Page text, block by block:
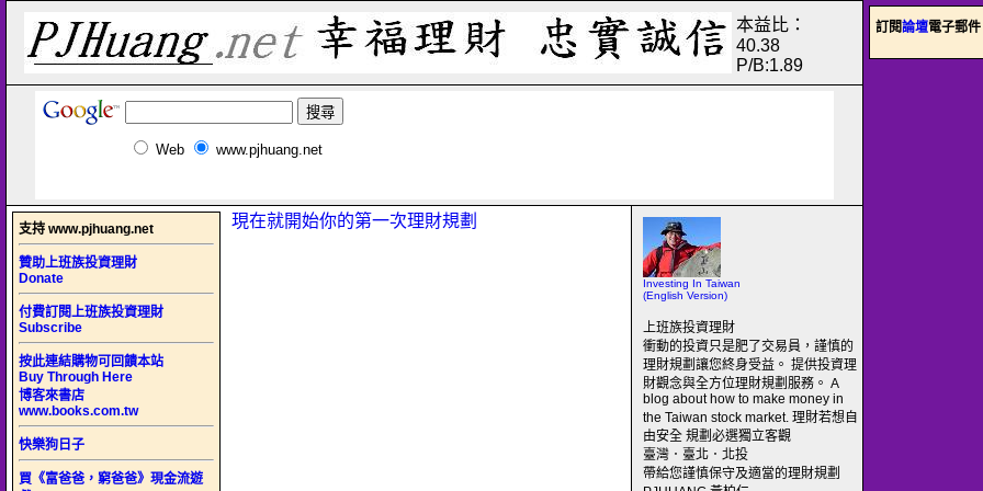
本益比：
40.38
P/B:1.89
Web www.pjhuang.net
Investing In Taiwan
(English Version)
上班族投資理財
衝動的投資只是肥了交易員，謹慎的
理財規劃讓您終身受益。 提供投資理
財觀念與全方位理財規劃服務。 A
blog about how to make money in
the Taiwan stock market. 理財若想自
由安全 規劃必選獨立客觀
臺灣．臺北．北投
帶給您謹慎保守及適當的理財規劃
支持 www.pjhuang.net
贊助上班族投資理財
Donate
付費訂閱上班族投資理財
Subscribe
按此連結購物可回饋本站
Buy Through Here
博客來書店
www.books.com.tw
快樂狗日子
買《富爸爸，窮爸爸》現金流遊
現在就開始你的第一次理財規劃
訂閱論壇電子郵